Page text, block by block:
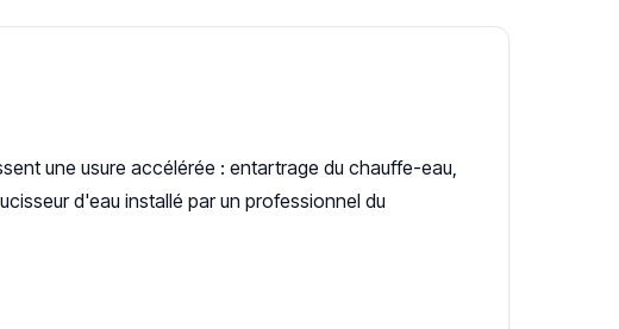
une usure accélérée : entartrage du chauffe-eau,
d'eau installé par un professionnel du